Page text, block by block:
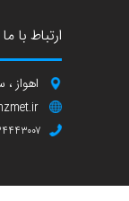
ارتباط با ما
اهواز ،